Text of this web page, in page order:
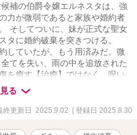
補の伯爵令嬢エルネスタは、強
力が微弱であると家族や婚約者
そしてついに、妹が正式な聖女
タに婚約破棄を突きつける。
していたが、もう用済みだ。微
てを失い、雨の中を追放された
を癒す【治癒】ではなく、呪い
力【浄化】だった。 時を同じく
不治の病に倒れる。どの国の聖
、世界でただ一人、エルネスタ
し始めるが……。
る
終更新日 2025.9.02 | 登録日 2025.8.30